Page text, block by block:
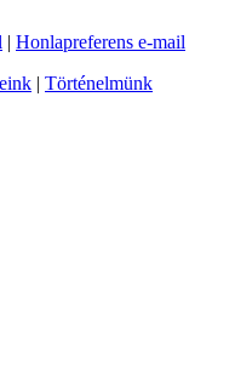
| Honlapreferens e-mail
| Történelmünk